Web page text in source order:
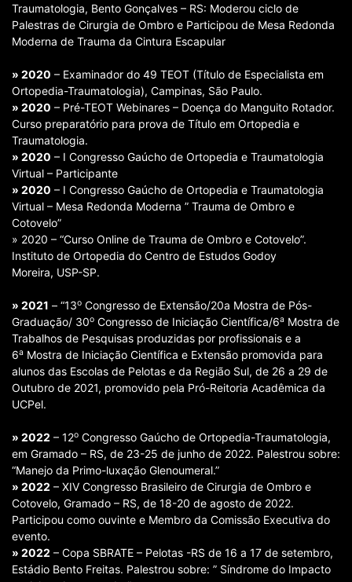
Traumatologia, Bento Gonçalves – RS: Moderou ciclo de
Palestras de Cirurgia de Ombro e Participou de Mesa Redonda
Moderna de Trauma da Cintura Escapular
» 2020 – Examinador do 49 TEOT (Título de Especialista em
Ortopedia-Traumatologia), Campinas, São Paulo.
» 2020 – Pré-TEOT Webinares – Doença do Manguito Rotador.
Curso preparatório para prova de Título em Ortopedia e
Traumatologia.
» 2020 – I Congresso Gaúcho de Ortopedia e Traumatologia
Virtual – Participante
» 2020 – I Congresso Gaúcho de Ortopedia e Traumatologia
Virtual – Mesa Redonda Moderna ” Trauma de Ombro e
Cotovelo”
» 2020 – “Curso Online de Trauma de Ombro e Cotovelo”.
Instituto de Ortopedia do Centro de Estudos Godoy
Moreira, USP-SP.
» 2021 – “13o Congresso de Extensão/20a Mostra de Pós-
Graduação/ 30o Congresso de Iniciação Científica/6a Mostra de
Trabalhos de Pesquisas produzidas por profissionais e a
6a Mostra de Iniciação Científica e Extensão promovida para
alunos das Escolas de Pelotas e da Região Sul, de 26 a 29 de
Outubro de 2021, promovido pela Pró-Reitoria Acadêmica da
UCPel.
» 2022 – 12o Congresso Gaúcho de Ortopedia-Traumatologia,
em Gramado – RS, de 23-25 de junho de 2022. Palestrou sobre:
“Manejo da Primo-luxação Glenoumeral.”
» 2022 – XIV Congresso Brasileiro de Cirurgia de Ombro e
Cotovelo, Gramado – RS, de 18-20 de agosto de 2022.
Participou como ouvinte e Membro da Comissão Executiva do
evento.
» 2022 – Copa SBRATE – Pelotas -RS de 16 a 17 de setembro,
Estádio Bento Freitas. Palestrou sobre: ” Síndrome do Impacto